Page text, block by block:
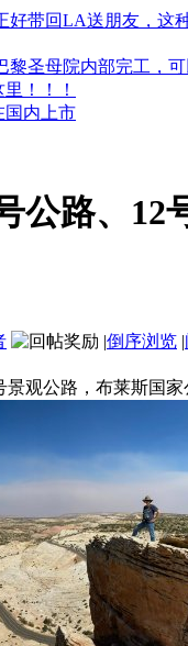
好带回LA送朋友，这
黎圣母院内部完工，可
！！！
国内上市
公路、
|倒序浏览 |
观公路，布莱斯国